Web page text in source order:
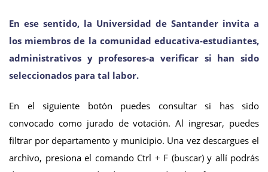
En ese sentido, la Universidad de Santander invita a
los miembros de la comunidad educativa-estudiantes,
administrativos y profesores-a verificar si han sido
seleccionados para tal labor.
En el siguiente botón puedes consultar si has sido
convocado como jurado de votación. Al ingresar, puedes
filtrar por departamento y municipio. Una vez descargues el
archivo, presiona el comando Ctrl + F (buscar) y allí podrás